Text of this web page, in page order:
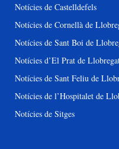
Notícies de Castelldefels
Notícies de Cornellà de
Notícies de Sant Boi de
Notícies d’El Prat de
Notícies de Sant Feliu de
Notícies de l’Hospitalet de
Notícies de Sitges